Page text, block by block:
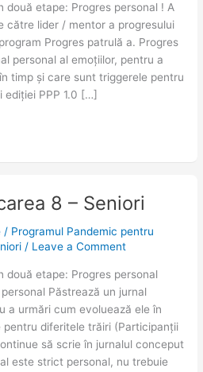
două etape: Progres personal ! A
către lider / mentor a progresului
Progres patrulă a. Progres
personal al emoțiilor, pentru a
timp și care sunt triggerele pentru
PPP 1.0 […]
8 – Seniori
/ Programul Pandemic pentru
/ Leave a Comment
două etape: Progres personal
Păstrează un jurnal
a urmări cum evoluează ele în
diferitele trăiri (Participanții
să scrie în jurnalul conceput
este strict personal, nu trebuie